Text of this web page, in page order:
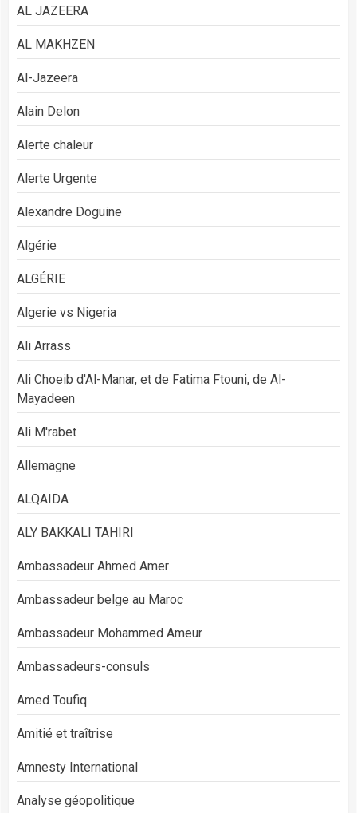
AL JAZEERA
AL MAKHZEN
Al-Jazeera
Alain Delon
Alerte chaleur
Alerte Urgente
Alexandre Doguine
Algérie
ALGÉRIE
Algerie vs Nigeria
Ali Arrass
Ali Choeib d'Al-Manar, et de Fatima Ftouni, de Al-
Mayadeen
Ali M'rabet
Allemagne
ALQAIDA
ALY BAKKALI TAHIRI
Ambassadeur Ahmed Amer
Ambassadeur belge au Maroc
Ambassadeur Mohammed Ameur
Ambassadeurs-consuls
Amed Toufiq
Amitié et traîtrise
Amnesty International
Analyse géopolitique